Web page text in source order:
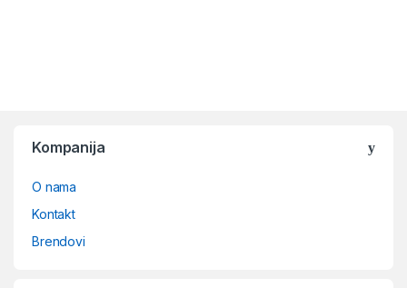
Kompanija
O nama
Kontakt
Brendovi